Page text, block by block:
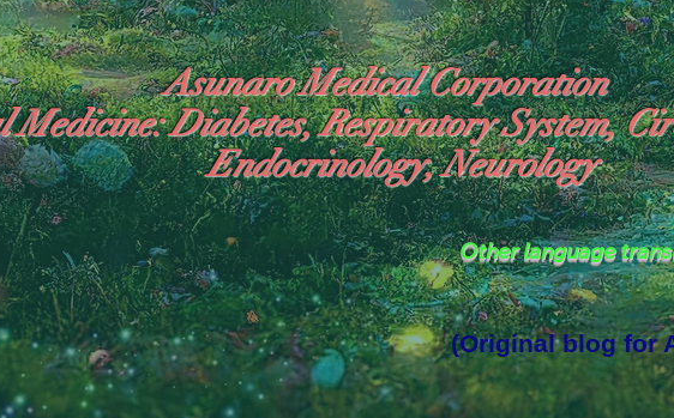
Asunaro Medical Corporation
Diabetes, Respiratory System,
Endocrinology, Neurology
Other language
Universe: The World Where the God of Light Resides" (Original blog for